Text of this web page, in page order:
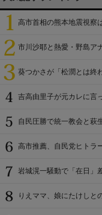
高市首相の熊本地震視察
市川沙耶と熱愛・野島ア
葵つかさが「松潤とは終
吉高由里子が元カレに言
自民圧勝で統一教会と萩
高市推薦、自民党ヒトラ
岩城滉一騒動で「在日」
りえママ、娘にたけしと